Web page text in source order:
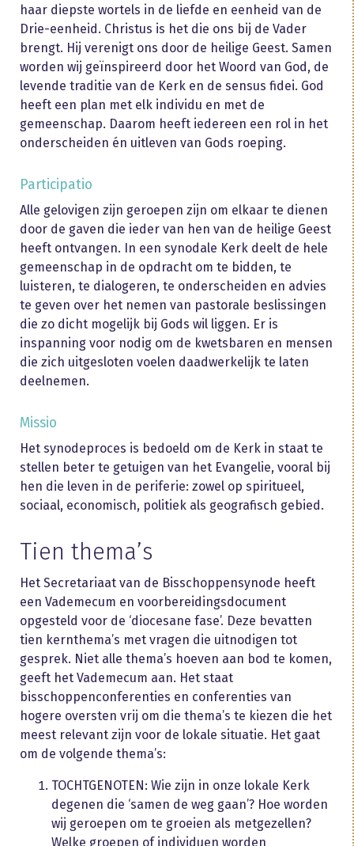
haar diepste wortels in de liefde en eenheid van de
Drie-eenheid. Christus is het die ons bij de Vader
brengt. Hij verenigt ons door de heilige Geest. Samen
worden wij geïnspireerd door het Woord van God, de
levende traditie van de Kerk en de sensus fidei. God
heeft een plan met elk individu en met de
gemeenschap. Daarom heeft iedereen een rol in het
onderscheiden én uitleven van Gods roeping.
Participatio
Alle gelovigen zijn geroepen zijn om elkaar te dienen
door de gaven die ieder van hen van de heilige Geest
heeft ontvangen. In een synodale Kerk deelt de hele
gemeenschap in de opdracht om te bidden, te
luisteren, te dialogeren, te onderscheiden en advies
te geven over het nemen van pastorale beslissingen
die zo dicht mogelijk bij Gods wil liggen. Er is
inspanning voor nodig om de kwetsbaren en mensen
die zich uitgesloten voelen daadwerkelijk te laten
deelnemen.
Missio
Het synodeproces is bedoeld om de Kerk in staat te
stellen beter te getuigen van het Evangelie, vooral bij
hen die leven in de periferie: zowel op spiritueel,
sociaal, economisch, politiek als geografisch gebied.
Tien thema’s
Het Secretariaat van de Bisschoppensynode heeft
een Vademecum en voorbereidingsdocument
opgesteld voor de ‘diocesane fase’. Deze bevatten
tien kernthema’s met vragen die uitnodigen tot
gesprek. Niet alle thema’s hoeven aan bod te komen,
geeft het Vademecum aan. Het staat
bisschoppenconferenties en conferenties van
hogere oversten vrij om die thema’s te kiezen die het
meest relevant zijn voor de lokale situatie. Het gaat
om de volgende thema’s:
TOCHTGENOTEN: Wie zijn in onze lokale Kerk
degenen die ‘samen de weg gaan’? Hoe worden
wij geroepen om te groeien als metgezellen?
Welke groepen of individuen worden